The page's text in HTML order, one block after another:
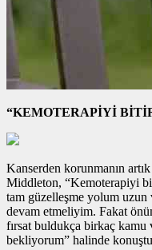
“KEMOTERAPİYİ
Kanserden korunmanın
Middleton, “Kemoterapiyi
tam güzelleşme yolum
devam etmeliyim. Fakat
fırsat buldukça birkaç
bekliyorum” halinde